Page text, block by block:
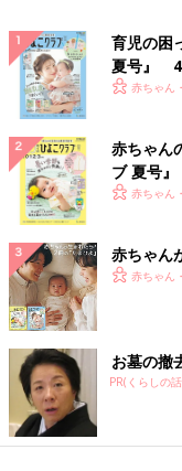
育児の困
夏号』 4
いっぱい
赤ちゃん
赤ちゃん
ブ 夏号
く！ おっ
赤ちゃん
赤ちゃん
赤ちゃん
お墓の撤
PR(くらしの